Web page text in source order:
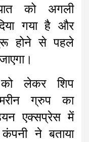
को अगली
गया है और
होने से पहले
को लेकर शिप
ग्रुप का
एक्सप्रेस में
ने बताया